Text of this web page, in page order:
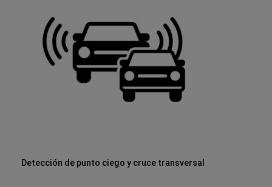
Detección de punto ciego y cruce transversal